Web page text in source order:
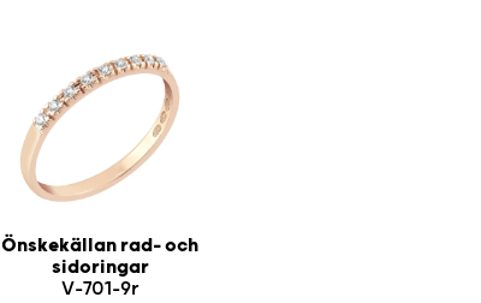
Önskekällan rad- och
sidoringar
V-701-9r